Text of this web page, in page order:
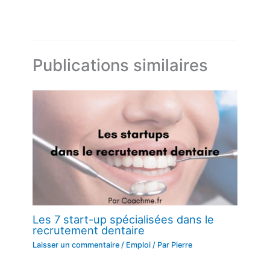
Publications similaires
Les 7 start-up spécialisées dans le
recrutement dentaire
Laisser un commentaire / Emploi / Par Pierre